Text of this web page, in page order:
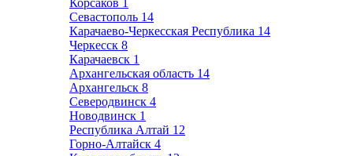
Корсаков 1
Севастополь 14
Карачаево-Черкесская Республика 14
Черкесск 8
Карачаевск 1
Архангельская область 14
Архангельск 8
Северодвинск 4
Новодвинск 1
Республика Алтай 12
Горно-Алтайск 4